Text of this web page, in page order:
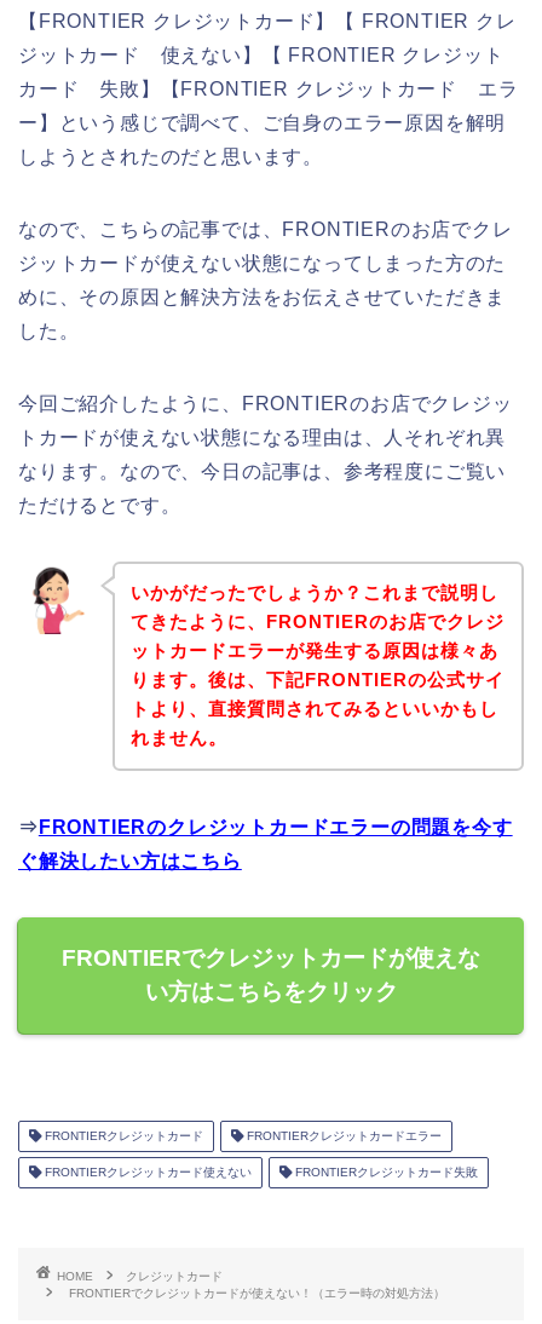
【FRONTIER クレジットカード】【 FRONTIER クレ
ジットカード 使えない】【 FRONTIER クレジット
カード 失敗】【FRONTIER クレジットカード エラ
ー】という感じで調べて、ご自身のエラー原因を解明
しようとされたのだと思います。
なので、こちらの記事では、FRONTIERのお店でクレ
ジットカードが使えない状態になってしまった方のた
めに、その原因と解決方法をお伝えさせていただきま
した。
今回ご紹介したように、FRONTIERのお店でクレジッ
トカードが使えない状態になる理由は、人それぞれ異
なります。なので、今日の記事は、参考程度にご覧い
ただけるとです。
いかがだったでしょうか？これまで説明し
てきたように、FRONTIERのお店でクレジ
ットカードエラーが発生する原因は様々あ
ります。後は、下記FRONTIERの公式サイ
トより、直接質問されてみるといいかもし
れません。
⇒ FRONTIERのクレジットカードエラーの問題を今す
ぐ解決したい方はこちら
FRONTIERでクレジットカードが使えな
い方はこちらをクリック
FRONTIERクレジットカード FRONTIERクレジットカードエラー
FRONTIERクレジットカード使えない FRONTIERクレジットカード失敗
HOME
クレジットカード
FRONTIERでクレジットカードが使えない！（エラー時の対処方法）